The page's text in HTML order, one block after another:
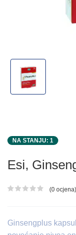
NA STANJU: 1
Esi,
Ocjena proizvoda
(0 ocjena)
Ginsengplus